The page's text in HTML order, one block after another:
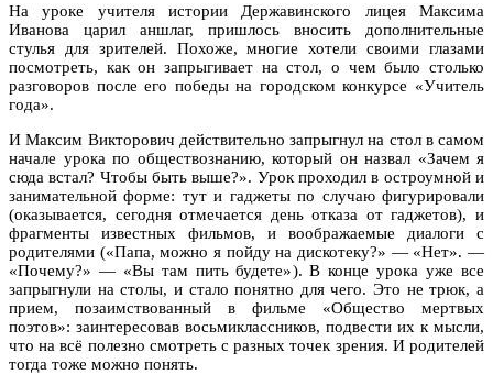
На уроке учителя истории Державинского лицея Максима
Иванова царил аншлаг, пришлось вносить дополнительные
стулья для зрителей. Похоже, многие хотели своими глазами
посмотреть, как он запрыгивает на стол, о чем было столько
разговоров после его победы на городском конкурсе «Учитель
года».
И Максим Викторович действительно запрыгнул на стол в самом
начале урока по обществознанию, который он назвал «Зачем я
сюда встал? Чтобы быть выше?». Урок проходил в остроумной и
занимательной форме: тут и гаджеты по случаю фигурировали
(оказывается, сегодня отмечается день отказа от гаджетов), и
фрагменты известных фильмов, и воображаемые диалоги с
родителями («Папа, можно я пойду на дискотеку?» — «Нет». —
«Почему?» — «Вы там пить будете»). В конце урока уже все
запрыгнули на столы, и стало понятно для чего. Это не трюк, а
прием, позаимствованный в фильме «Общество мертвых
поэтов»: заинтересовав восьмиклассников, подвести их к мысли,
что на всё полезно смотреть с разных точек зрения. И родителей
тогда тоже можно понять.